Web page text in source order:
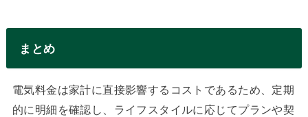
まとめ
電気料金は家計に直接影響するコストであるため、定期
的に明細を確認し、ライフスタイルに応じてプランや契